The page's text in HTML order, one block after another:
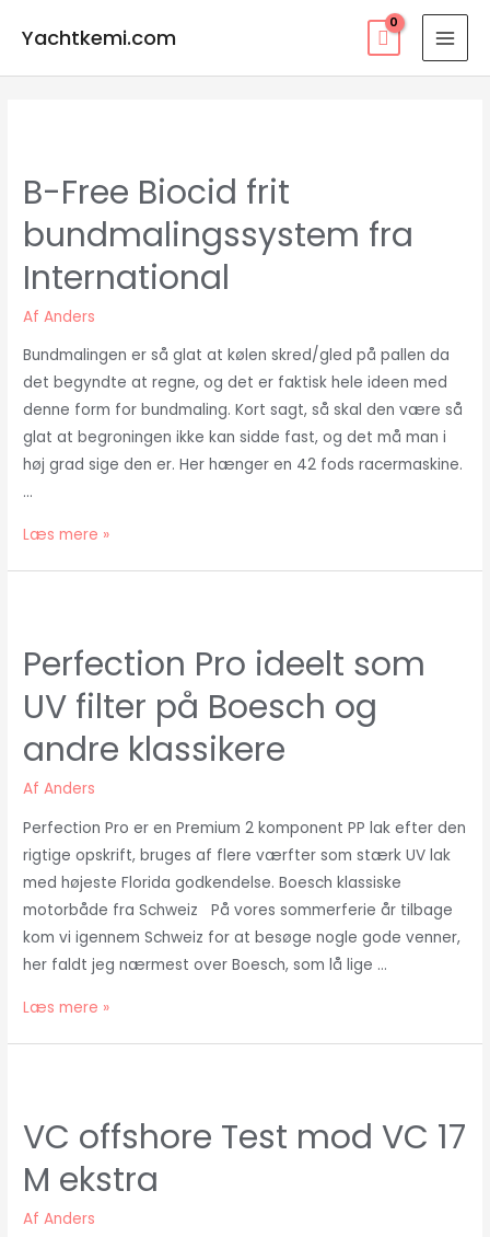
Yachtkemi.com
B-Free Biocid frit
bundmalingssystem fra
International
AfAnders
Bundmalingen er så glat at kølen skred/gled på pallen da
det begyndte at regne, og det er faktisk hele ideen med
denne form for bundmaling. Kort sagt, så skal den være så
glat at begroningen ikke kan sidde fast, og det må man i
høj grad sige den er. Her hænger en 42 fods racermaskine.
…
B-
fra
International
Læs mere »
Perfection Pro ideelt som
UV filter på Boesch og
andre klassikere
AfAnders
Perfection Pro er en Premium 2 komponent PP lak efter den
rigtige opskrift, bruges af flere værfter som stærk UV lak
med højeste Florida godkendelse. Boesch klassiske
motorbåde fra Schweiz På vores sommerferie år tilbage
kom vi igennem Schweiz for at besøge nogle gode venner,
her faldt jeg nærmest over Boesch, som lå lige …
Perfection
filter
på
Boesch
og
Læs mere »
VC offshore Test mod VC 17
M ekstra
AfAnders